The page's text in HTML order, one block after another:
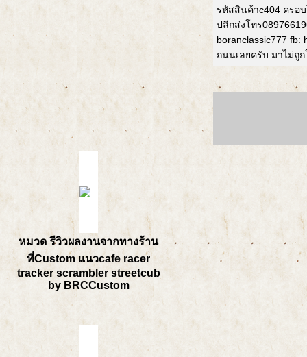
หมวด รีวิวผลงานจากทางร้าน
ที่Custom แนวcafe racer
tracker scrambler streetcub
by BRCCustom
รหัสสินค้าc404 ครอ
ปลีกส่งโทร
boranclassic777
ถนนเลยครับ มาไม่ถู